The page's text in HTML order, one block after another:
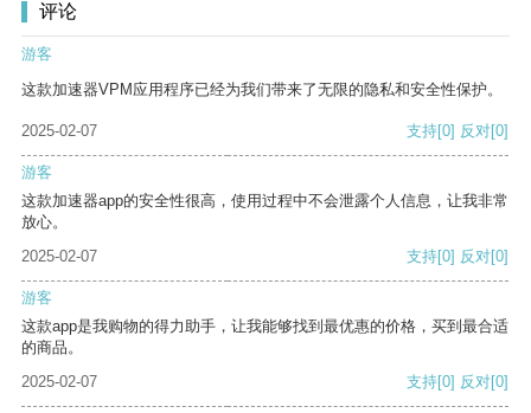
评论
游客
这款加速器VPM应用程序已经为我们带来了无限的隐私和安全性保护。
2025-02-07 支持[0] 反对[0]
游客
这款加速器app的安全性很高，使用过程中不会泄露个人信息，让我非常
放心。
2025-02-07
支持[0] 反对[0]
游客
这款app是我购物的得力助手，让我能够找到最优惠的价格，买到最合适
的商品。
2025-02-07
支持[0] 反对[0]